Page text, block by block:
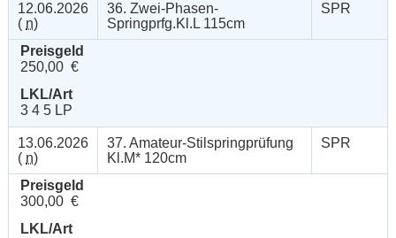
12.06.2026
( n)
36. Zwei-Phasen-
Springprfg.Kl.L 115cm
SPR
Preisgeld
250,00 €
LKL/Art
3 4 5 LP
13.06.2026
( n)
37. Amateur-Stilspringprüfung
Kl.M* 120cm
SPR
Preisgeld
300,00 €
LKL/Art